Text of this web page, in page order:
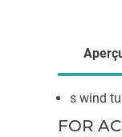
s wind
FOR